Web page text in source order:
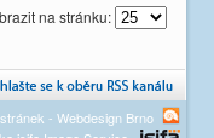
na stránku:
- Webdesign Brno